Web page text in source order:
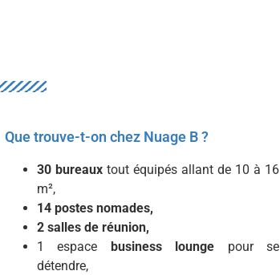
Que trouve-t-on chez Nuage B ?
30 bureauxtout équipés allant de 10 à 16
m²,
14 postes nomades,
2 salles de réunion,
1 espace
business lounge pour se
détendre,